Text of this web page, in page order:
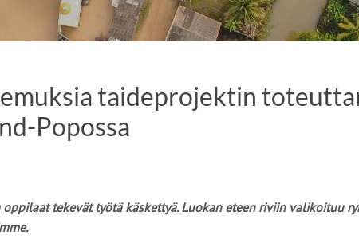
taideprojektin
Popossa
tekevät työtä käskettyä. Luokan eteen riviin valikoituu